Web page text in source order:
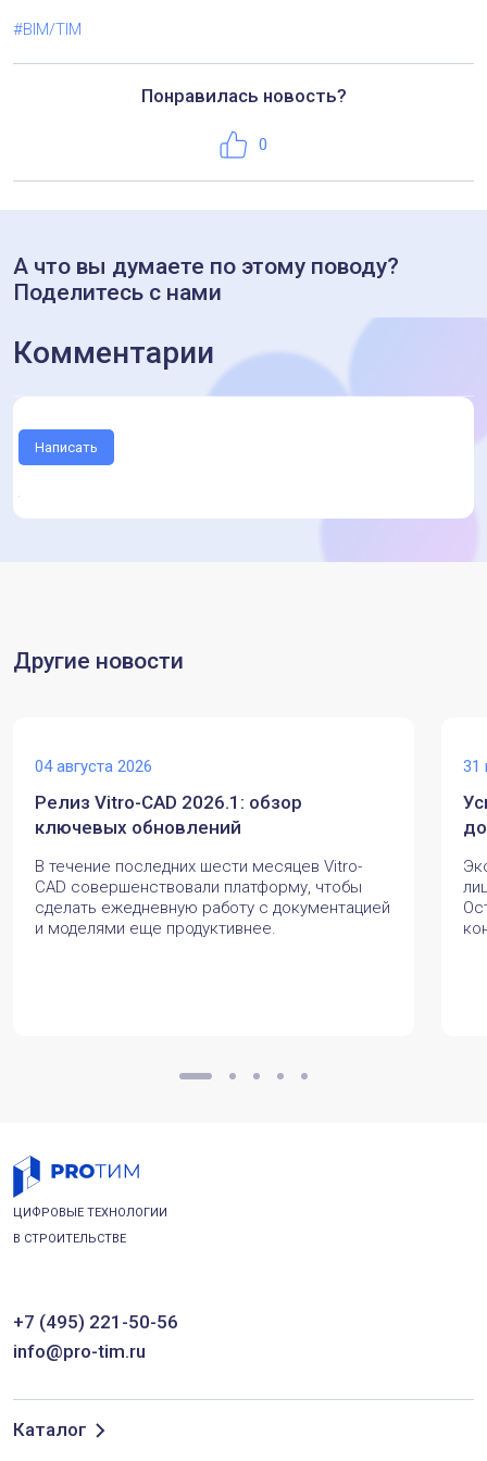
#BIM/TIM
Понравилась новость?
Нравится
0
А что вы думаете по этому поводу?
Поделитесь с нами
Комментарии
Написать
Другие новости
04 августа 2026
Релиз Vitro-CAD 2026.1: обзор
ключевых обновлений
В течение последних шести месяцев Vitro-
CAD совершенствовали платформу, чтобы
сделать ежедневную работу с документацией
и моделями еще продуктивнее.
31
ЦИФРОВЫЕ ТЕХНОЛОГИИ
В СТРОИТЕЛЬСТВЕ
+7 (495) 221-50-56
info@pro-tim.ru
Каталог